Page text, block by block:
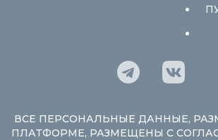
ВСЕ ПЕРСОНАЛЬНЫЕ ДАННЫЕ,
ПЛАТФОРМЕ, РАЗМЕЩЕНЫ С